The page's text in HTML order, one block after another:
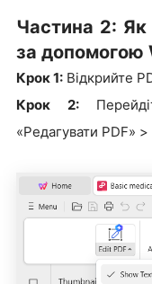
Частина 2: Як
за допомогою
Крок 1: Відкрийте
Крок 2:
«Редагувати PDF»